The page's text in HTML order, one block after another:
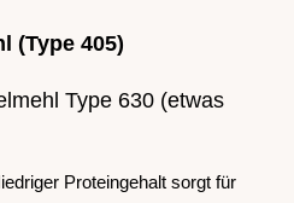
(Type 405)
Type 630 (etwas
Proteingehalt sorgt für